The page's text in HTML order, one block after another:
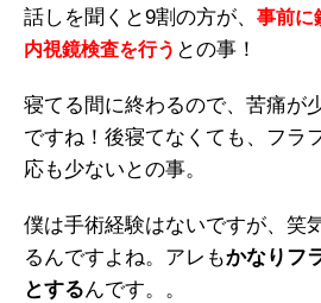
話しを聞くと9割の方が、 事前に
内視鏡検査を行う との事！
寝てる間に終わるので、苦痛が
ですね！後寝てなくても、フラ
応も少ないとの事。
僕は手術経験はないですが、笑
るんですよね。アレもかなりフ
とするんです。。